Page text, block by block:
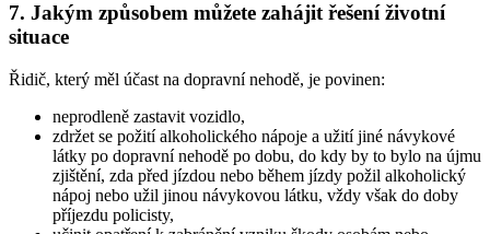
7. Jakým způsobem můžete zahájit řešení životní
situace
Řidič, který měl účast na dopravní nehodě, je povinen:
neprodleně zastavit vozidlo,
zdržet se požití alkoholického nápoje a užití jiné návykové
látky po dopravní nehodě po dobu, do kdy by to bylo na újmu
zjištění, zda před jízdou nebo během jízdy požil alkoholický
nápoj nebo užil jinou návykovou látku, vždy však do doby
příjezdu policisty,